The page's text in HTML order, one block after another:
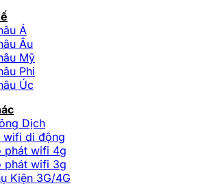
Á
Âu
Mỹ
Phi
Úc
Dịch
wifi di động
phát wifi 4g
phát wifi 3g
Kiện 3G/4G